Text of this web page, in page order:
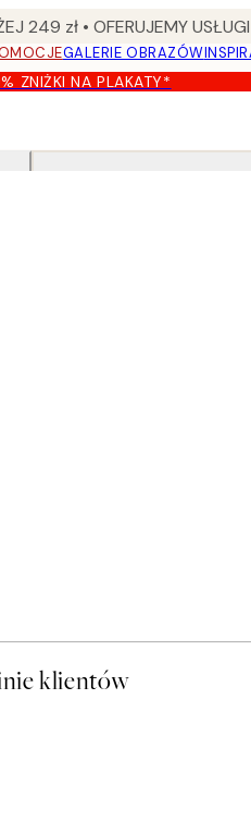
249 zł • OFERUJEMY
GALERIE OBRAZÓW
ZNIŻKI NA PLAKATY*
klientów